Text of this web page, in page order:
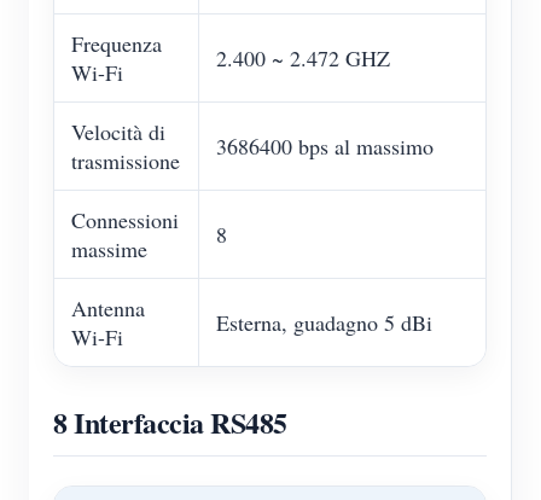
Frequenza
Wi-Fi
2.400 ~ 2.472 GHZ
Velocità di
trasmissione
3686400 bps al massimo
Connessioni
massime
8
Antenna
Wi-Fi
Esterna, guadagno 5 dBi
8 Interfaccia RS485